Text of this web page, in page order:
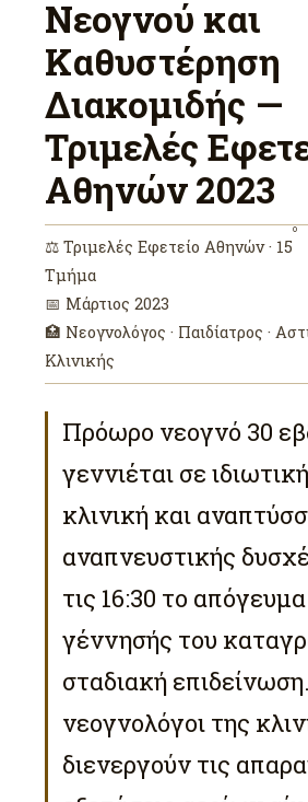
Νεογνού και
Καθυστέρηση
Διακομιδής —
Τριμελές
Αθηνών 2023
⚖ Τριμελές Εφετείο Αθηνών · 15
ο
Τμήμα
📅 Μάρτιος 2023
🏥 Νεογνολόγος · Παιδίατρος ·
Κλινικής
Πρόωρο νεογνό 30
γεννιέται σε
κλινική και
αναπνευστικής
τις 16:30 το
γέννησής του
σταδιακή
νεογνολόγοι της
διενεργούν τις